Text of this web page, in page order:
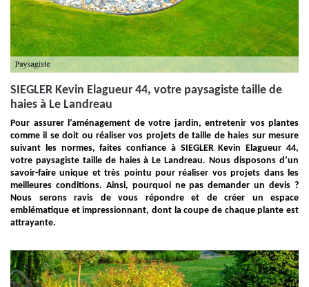
SIEGLER Kevin Elagueur 44, votre paysagiste taille de
haies à Le Landreau
Pour assurer l’aménagement de votre jardin, entretenir vos plantes
comme il se doit ou réaliser vos projets de taille de haies sur mesure
suivant les normes, faites confiance à SIEGLER Kevin Elagueur 44,
votre paysagiste taille de haies à Le Landreau. Nous disposons d’un
savoir-faire unique et très pointu pour réaliser vos projets dans les
meilleures conditions. Ainsi, pourquoi ne pas demander un devis ?
Nous serons ravis de vous répondre et de créer un espace
emblématique et impressionnant, dont la coupe de chaque plante est
attrayante.